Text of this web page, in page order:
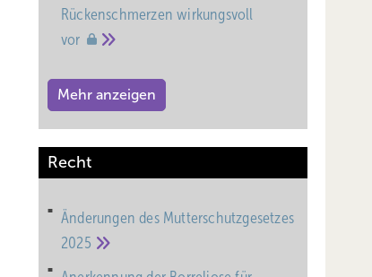
Rückenschmerzen wirkungsvoll
vor
Mehr anzeigen
Recht
Änderungen des Mutterschutz­gesetzes
2025